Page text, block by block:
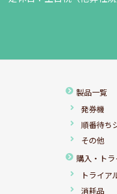
製品一覧
発券機
順番待ち
その他
購入・ト
トライア
消耗品